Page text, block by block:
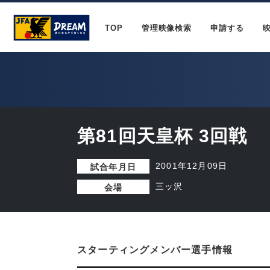
TOP 管理映像検索 申請する
第81回天皇杯 3回戦
試合年月日 2001年12月09日
会場 三ッ沢
スターティングメンバー選手情報